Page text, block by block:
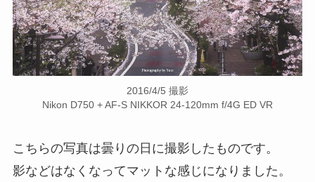
2016/4/5 撮影
Nikon D750 + AF-S NIKKOR 24-120mm f/4G ED VR
こちらの写真は曇りの日に撮影したものです。
影などはなくなってマットな感じになりました。